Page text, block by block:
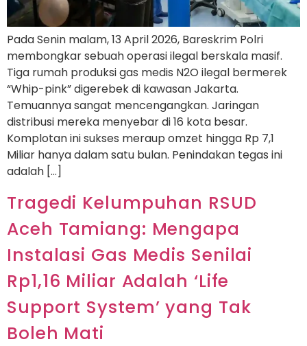
Pada Senin malam, 13 April 2026, Bareskrim Polri
membongkar sebuah operasi ilegal berskala masif.
Tiga rumah produksi gas medis N2O ilegal bermerek
“Whip-pink” digerebek di kawasan Jakarta.
Temuannya sangat mencengangkan. Jaringan
distribusi mereka menyebar di 16 kota besar.
Komplotan ini sukses meraup omzet hingga Rp 7,1
Miliar hanya dalam satu bulan. Penindakan tegas ini
adalah […]
Tragedi Kelumpuhan RSUD
Aceh Tamiang: Mengapa
Instalasi Gas Medis Senilai
Rp1,16 Miliar Adalah ‘Life
Support System’ yang Tak
Boleh Mati